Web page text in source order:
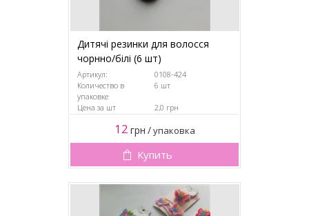
Дитячі резинки для волосся
чорнно/білі (6 шт)
Артикул:
0108-424
Количество в
упаковке
6 шт
Цена за шт 2,0 грн
12 грн /упаковка
Купить